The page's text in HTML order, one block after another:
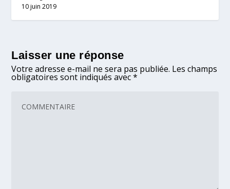
10 juin 2019
Laisser une réponse
Votre adresse e-mail ne sera pas publiée. Les champs
obligatoires sont indiqués avec*